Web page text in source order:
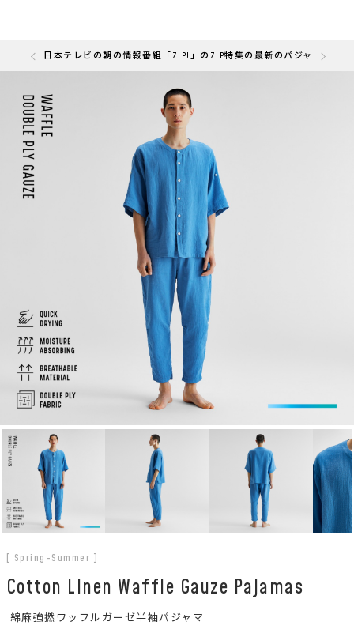
快眠部門」を受賞しました
日本テレビの朝の情報番組「ZIP!」のZIP特集の最新のパジャマとし
[ Spring-Summer ]
Cotton Linen Waffle Gauze Pajamas
綿麻強撚ワッフルガーゼ半袖パジャマ